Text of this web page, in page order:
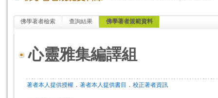
佛學著者檢索 查詢結果 佛學著者規範資料
心靈雅集編譯組
著者本人提供授權 ． 著者本人提供書目 ． 校正著者資訊